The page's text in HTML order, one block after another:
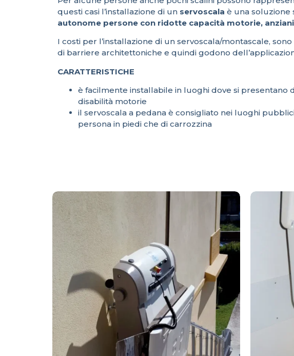
questi casi l’installazione di un servoscala è una soluzione
autonome persone con ridotte capacità motorie,
I costi per l’installazione di un servoscala/montascale,
di barriere architettoniche e quindi godono
CARATTERISTICHE
è facilmente installabile in luoghi dove si presentano
disabilità motorie
il servoscala a pedana è consigliato nei luoghi
persona in piedi che di carrozzina